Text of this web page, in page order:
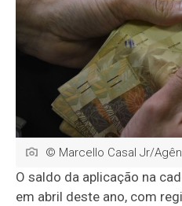
© Marcello Casal Jr/
O saldo da aplicação na
em abril deste ano, com